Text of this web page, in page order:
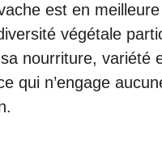
est en
végétale
nourriture, variété
qui n’engage